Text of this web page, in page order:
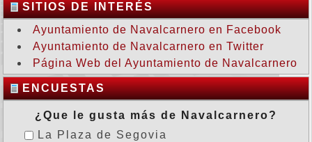
SITIOS DE INTERÉS
Ayuntamiento de Navalcarnero en Facebook
Ayuntamiento de Navalcarnero en Twitter
Página Web del Ayuntamiento de Navalcarnero
ENCUESTAS
¿Que le gusta más de Navalcarnero?
La Plaza de Segovia